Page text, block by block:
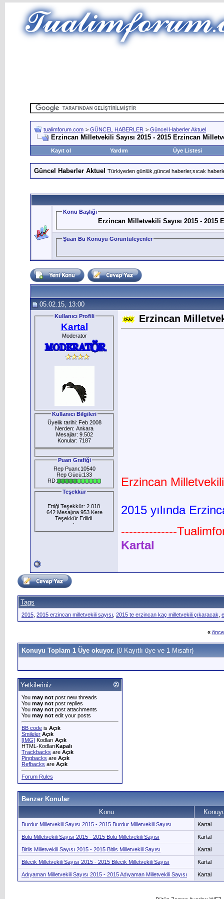
tualimforum.com > GÜNCEL HABERLER > Güncel Haberler Aktuel
Erzincan Milletvekili Sayısı 2015 - 2015 Erzincan
Kayıt ol Yardım Üye Listesi
Güncel Haberler Aktuel Türkiyeden günlük,güncel haberler,sıcak
Konu Başlığı
Erzincan Milletvekili Sayısı 2015 - 2015
Şuan Bu Konuyu Görüntüleyenler
05.02.15, 13:00
Kullanıcı Profili
Kartal
Moderator
Kullanıcı Bilgileri
Üyelik tarihi: Feb 2008
Nerden: Ankara
Mesajlar: 9.502
Konular: 7187
Puan Grafiği
Rep Puanı:10540
Rep Gücü:133
RD:
Teşekkür
Ettiği Teşekkür: 2.018
642 Mesajına 953 Kere
Teşekkür Edlidi
:
Erzincan
Erzincan
2015 yılında
--------------
Kartal
Tags
2015 2015 erzincan milletvekili sayısı 2015 te erzincan kaç milletvekili çıkaracak
«
Konuyu Toplam 1 Üye okuyor. (0 Kayıtlı üye ve 1 Misafir)
Yetkileriniz
You may not post new threads
You may not post replies
You may not post attachments
You may not edit your posts
BB code is Açık
Smileler Açık
[IMG] Kodları Açık
HTML-KodlarıKapalı
Trackbacks are Açık
Pingbacks are Açık
Refbacks are Açık
Forum Rules
Benzer Konular
Konu
Burdur Milletvekili Sayısı 2015 - 2015 Burdur Milletvekili Sayısı Kartal
Bolu Milletvekili Sayısı 2015 - 2015 Bolu Milletvekili Sayısı Kartal
Bitlis Milletvekili Sayısı 2015 - 2015 Bitlis Milletvekili Sayısı Kartal
Bilecik Milletvekili Sayısı 2015 - 2015 Bilecik Milletvekili Sayısı Kartal
Adıyaman Milletvekili Sayısı 2015 - 2015 Adıyaman Milletvekili Sayısı Kartal